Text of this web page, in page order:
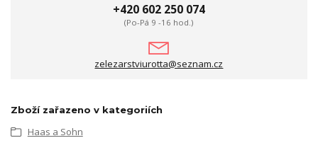
+420 602 250 074
(Po-Pá 9 -16 hod.)
zelezarstviurotta@seznam.cz
Zboží zařazeno v kategoriích
Haas a Sohn